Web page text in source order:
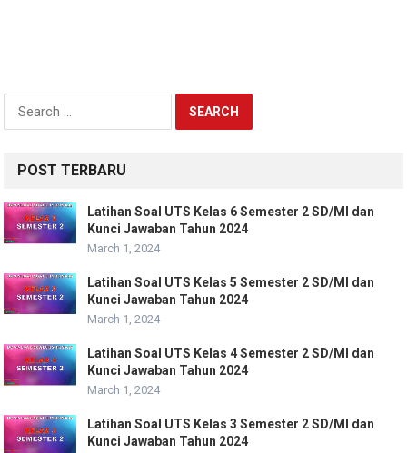
Search
for:
POST TERBARU
Latihan Soal UTS Kelas 6 Semester 2 SD/MI dan
Kunci Jawaban Tahun 2024
March 1, 2024
Latihan Soal UTS Kelas 5 Semester 2 SD/MI dan
Kunci Jawaban Tahun 2024
March 1, 2024
Latihan Soal UTS Kelas 4 Semester 2 SD/MI dan
Kunci Jawaban Tahun 2024
March 1, 2024
Latihan Soal UTS Kelas 3 Semester 2 SD/MI dan
Kunci Jawaban Tahun 2024